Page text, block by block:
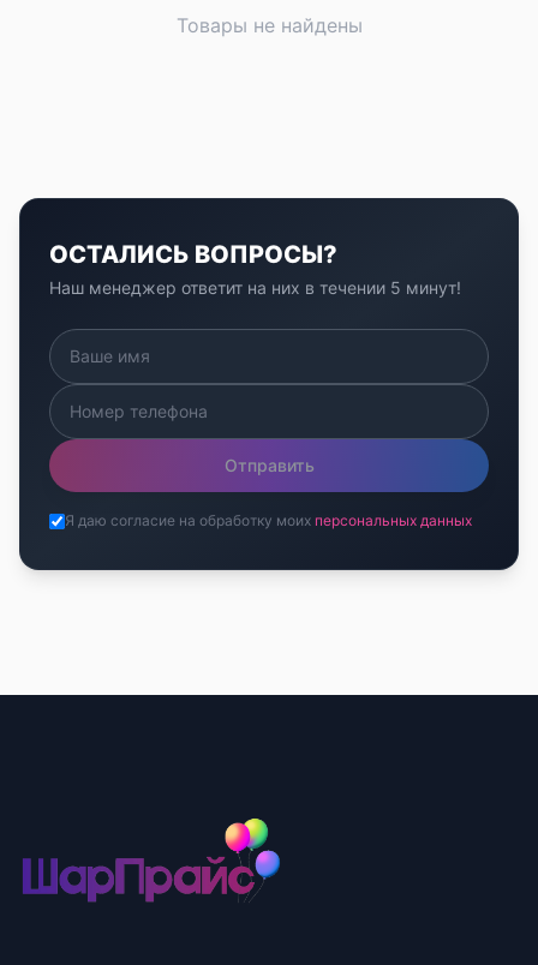
Товары не найдены
ОСТАЛИСЬ ВОПРОСЫ?
Наш менеджер ответит на них в течении 5 минут!
Отправить
Я даю согласие на обработку моих персональных данных